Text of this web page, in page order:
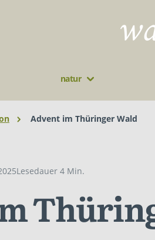
natur
Advent im Thüringer Wald
Lesedauer 4 Min.